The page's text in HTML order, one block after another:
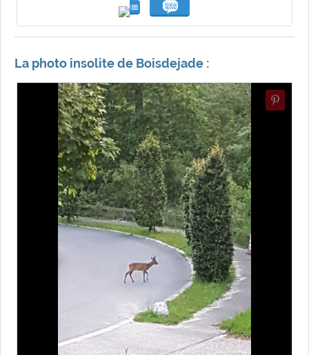
La photo insolite de Boisdejade :